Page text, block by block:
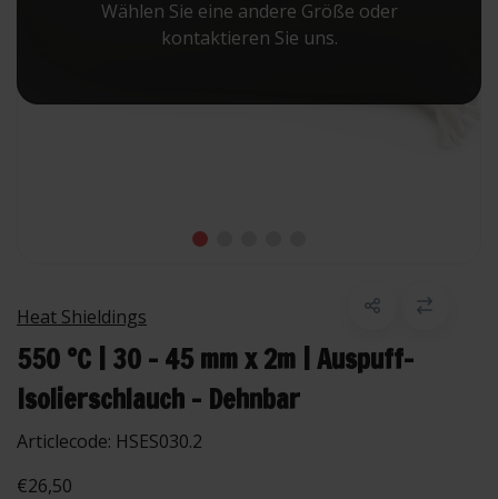
Wählen Sie eine andere Größe oder
kontaktieren Sie uns.
Heat Shieldings
550 °C | 30 - 45 mm x 2m | Auspuff-
Isolierschlauch - Dehnbar
Articlecode: HSES030.2
€26,50